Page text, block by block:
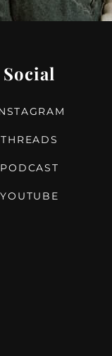
Social
THREADS
PODCAST
YOUTUBE